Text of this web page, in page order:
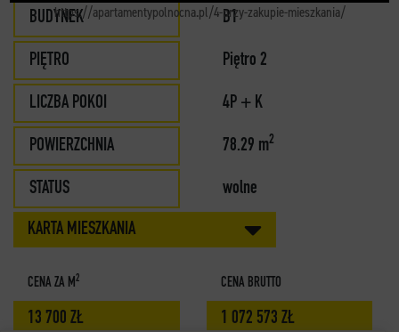
BUDYNEK B1
PIĘTRO Piętro 2
LICZBA POKOI 4P + K
POWIERZCHNIA 78.29 m2
STATUS wolne
KARTA MIESZKANIA
CENA ZA M2 CENA BRUTTO
13 700 ZŁ 1 072 573 ZŁ
https://apartamentypolnocna.pl/4-przy-zakupie-mieszkania/